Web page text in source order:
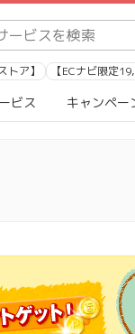
ア】 【ECナビ限定
ビス キャンペー